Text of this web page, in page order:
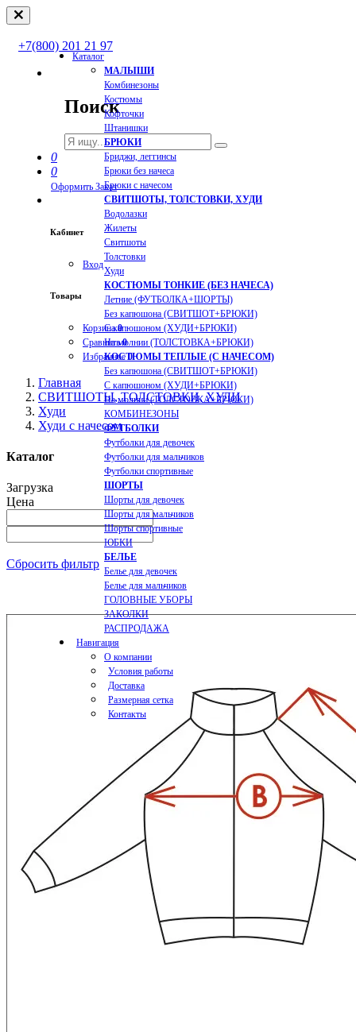
+7(800) 201 21 97
Поиск
0
0
Оформить Заказ
Кабинет
Вход
Товары
Корзина0
Сравнить0
Избранное0
Каталог
МАЛЫШИ
Комбинезоны
Костюмы
Кофточки
Штанишки
БРЮКИ
Бриджи, леггинсы
Брюки без начеса
Брюки с начесом
СВИТШОТЫ, ТОЛСТОВКИ, ХУДИ
Водолазки
Жилеты
Свитшоты
Толстовки
Худи
КОСТЮМЫ ТОНКИЕ (БЕЗ НАЧЕСА)
Летние (ФУТБОЛКА+ШОРТЫ)
Без капюшона (СВИТШОТ+БРЮКИ)
С капюшоном (ХУДИ+БРЮКИ)
На молнии (ТОЛСТОВКА+БРЮКИ)
КОСТЮМЫ ТЕПЛЫЕ (С НАЧЕСОМ)
Без капюшона (СВИТШОТ+БРЮКИ)
С капюшоном (ХУДИ+БРЮКИ)
На молнии (ТОЛСТОВКА+БРЮКИ)
КОМБИНЕЗОНЫ
ФУТБОЛКИ
Футболки для девочек
Футболки для мальчиков
Футболки спортивные
ШОРТЫ
Шорты для девочек
Шорты для мальчиков
Шорты спортивные
ЮБКИ
БЕЛЬЕ
Белье для девочек
Белье для мальчиков
ГОЛОВНЫЕ УБОРЫ
ЗАКОЛКИ
РАСПРОДАЖА
Навигация
О компании
Условия работы
Доставка
Размерная сетка
Контакты
Главная
СВИТШОТЫ, ТОЛСТОВКИ, ХУДИ
Худи
Худи с начесом
Каталог
Загрузка
Цена
Сбросить фильтр